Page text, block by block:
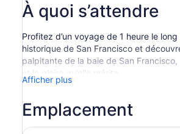
À quoi s’attendre
Profitez d’un voyage de 1 heure le
historique de San Francisco et
palpitante de la baie de San
et la gloire qu’elle mérite.
devant les célèbres otaries de PIER 39
de mer historique de San Francisco,
fascinante de la ville. Détendez-vous
Afficher plus
Emplacement